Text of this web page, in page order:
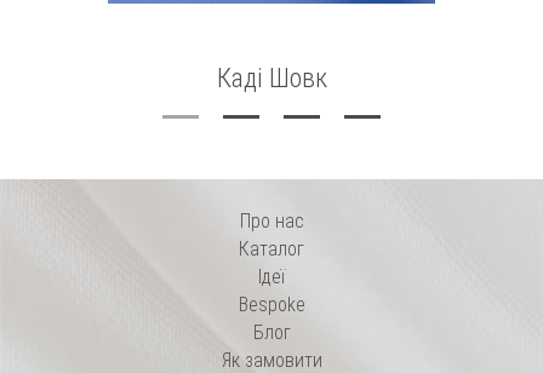
Каді Шовк
Про нас
Каталог
Ідеї
Bespoke
Блог
Як замовити